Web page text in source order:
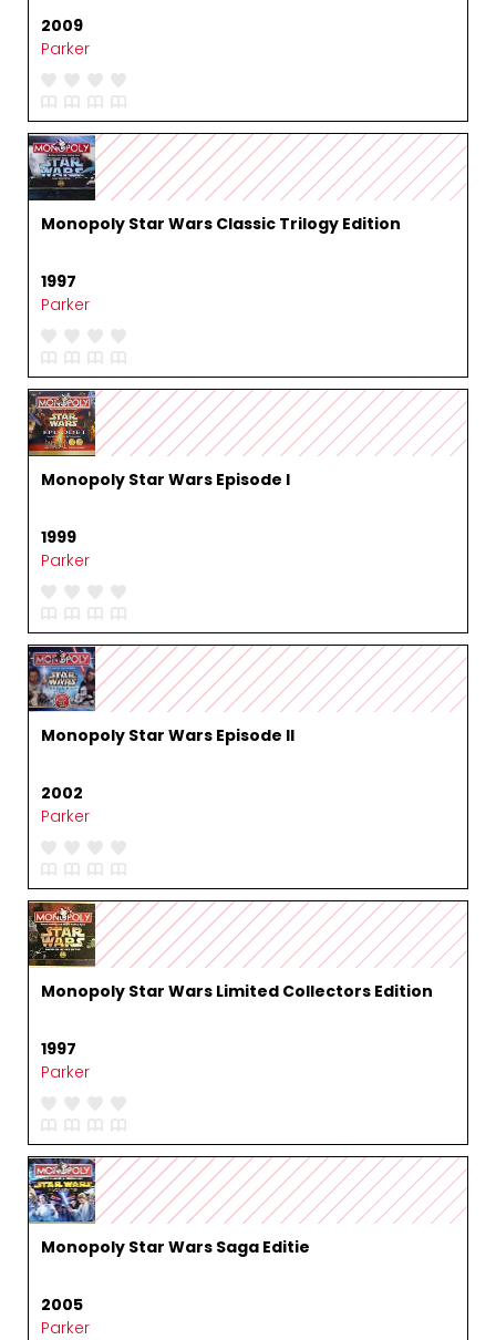
2009
Parker
Monopoly Star Wars Classic Trilogy Edition
1997
Parker
Monopoly Star Wars Episode I
1999
Parker
Monopoly Star Wars Episode II
2002
Parker
Monopoly Star Wars Limited Collectors Edition
1997
Parker
Monopoly Star Wars Saga Editie
2005
Parker